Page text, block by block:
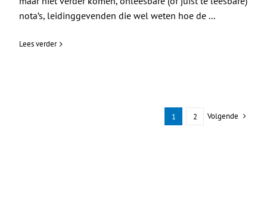
nota’s, leidinggevenden die wel weten hoe de ...
Lees verder
1 2 Volgende